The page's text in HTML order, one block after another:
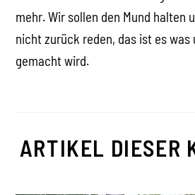
mehr. Wir sollen den Mund halten
nicht zurück reden, das ist es
gemacht wird.
ARTIKEL DIESER